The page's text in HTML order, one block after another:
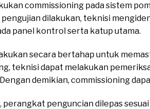
commissioning pada sistem
pengujian dilakukan, teknisi
panel kontrol serta katup utama.
secara bertahap untuk
teknisi dapat melakukan
demikian, commissioning
perangkat penguncian dilepas